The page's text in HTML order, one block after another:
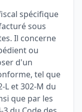
spécifique
sous
Il concerne
ou
d'un
tel que
L et 302-M du
que par les